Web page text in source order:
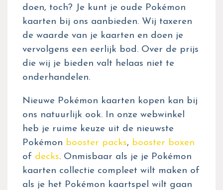
doen, toch? Je kunt je oude Pokémon
kaarten bij ons aanbieden. Wij taxeren
de waarde van je kaarten en doen je
vervolgens een eerlijk bod. Over de prijs
die wij je bieden valt helaas niet te
onderhandelen.
Nieuwe Pokémon kaarten kopen kan bij
ons natuurlijk ook. In onze webwinkel
heb je ruime keuze uit de nieuwste
Pokémon booster packs, booster boxen
of decks. Onmisbaar als je je Pokémon
kaarten collectie compleet wilt maken of
als je het Pokémon kaartspel wilt gaan